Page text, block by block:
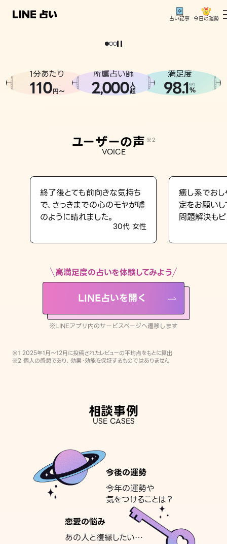
占い記事 今日の運勢
相談事例
LINE占いを開く
※LINEアプリ内のサービスページへ遷移します
どうせなら
。
1分あたり
110円〜
所属占い師
2,000人
超
満足度
98.1※1
%
ユーザーの声 ※2
VOICE
終了後とても前向きな気持ち
で、さっきまでの心のモヤが嘘
のように晴れました。
30代 女性
癒し系でおし
定をお願い
問題解決もピ
高満足度の占いを体験してみよう
LINE占いを開く
※LINEアプリ内のサービスページへ遷移します
※1 2025年1月〜12月に投稿されたレビューの平均点をもとに算出
※2 個人の感想であり、効果・効能を保証するものではありません
相談事例
USE CASES
今後の運勢
今年の運勢や
気をつけることは？
恋愛の悩み
あの人と復縁したい…